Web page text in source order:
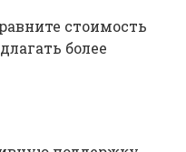
стоимость
более